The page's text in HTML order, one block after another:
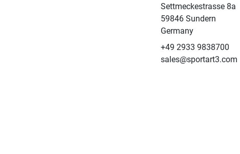
Settmeckestrasse 8a
59846 Sundern
Germany
+49 2933 9838700
sales@sportart3.com